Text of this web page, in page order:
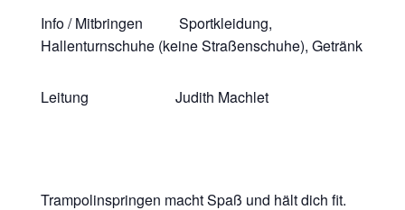
Info / Mitbringen Sportkleidung,
Hallenturnschuhe (keine Straßenschuhe), Getränk
Leitung Judith Machlet
Trampolinspringen macht Spaß und hält dich fit.